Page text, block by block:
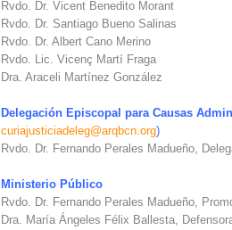
Rvdo. Dr. Vicent Benedito Morant
Rvdo. Dr. Santiago Bueno Salinas
Rvdo. Dr. Albert Cano Merino
Rvdo. Lic. Vicenç Martí Fraga
Dra. Araceli Martínez González
Delegación Episcopal para Causas
curiajusticiadeleg@arqbcn.org)
Rvdo. Dr. Fernando Perales Madueño,
Ministerio Público
Rvdo. Dr. Fernando Perales Madueño,
Dra. María Ángeles Félix Ballesta,